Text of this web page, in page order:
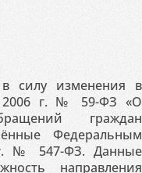
силу изменения в
2006 г. № 59-ФЗ «О
граждан
Федеральным
№ 547-ФЗ. Данные
направления